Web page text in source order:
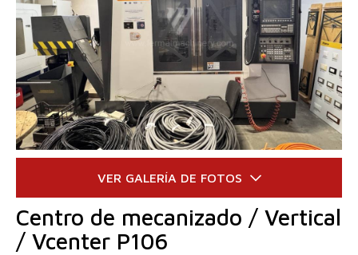
Centro de mecanizado / Vertical
/ Vcenter P106